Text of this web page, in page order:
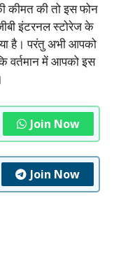
कीमत की तो इस फोन
इंटरनल स्टोरेज के
है। परंतु अभी आपको
वर्तमान में आपको इस
Join Now
Join Now